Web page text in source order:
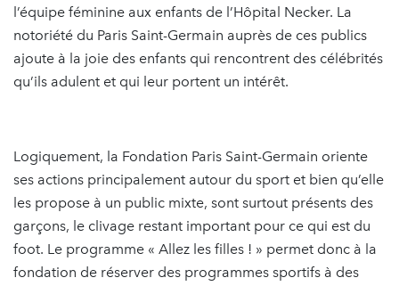
l’équipe féminine aux enfants de l’Hôpital Necker. La
notoriété du Paris Saint-Germain auprès de ces publics
ajoute à la joie des enfants qui rencontrent des célébrités
qu’ils adulent et qui leur portent un intérêt.
Logiquement, la Fondation Paris Saint-Germain oriente
ses actions principalement autour du sport et bien qu’elle
les propose à un public mixte, sont surtout présents des
garçons, le clivage restant important pour ce qui est du
foot. Le programme « Allez les filles ! » permet donc à la
fondation de réserver des programmes sportifs à des